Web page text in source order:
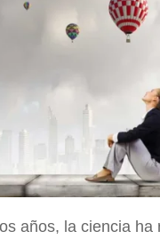
años, la ciencia ha